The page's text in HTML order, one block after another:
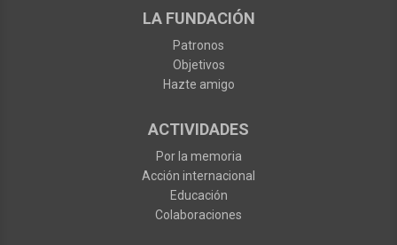
LA FUNDACIÓN
Patronos
Objetivos
Hazte amigo
ACTIVIDADES
Por la memoria
Acción internacional
Educación
Colaboraciones